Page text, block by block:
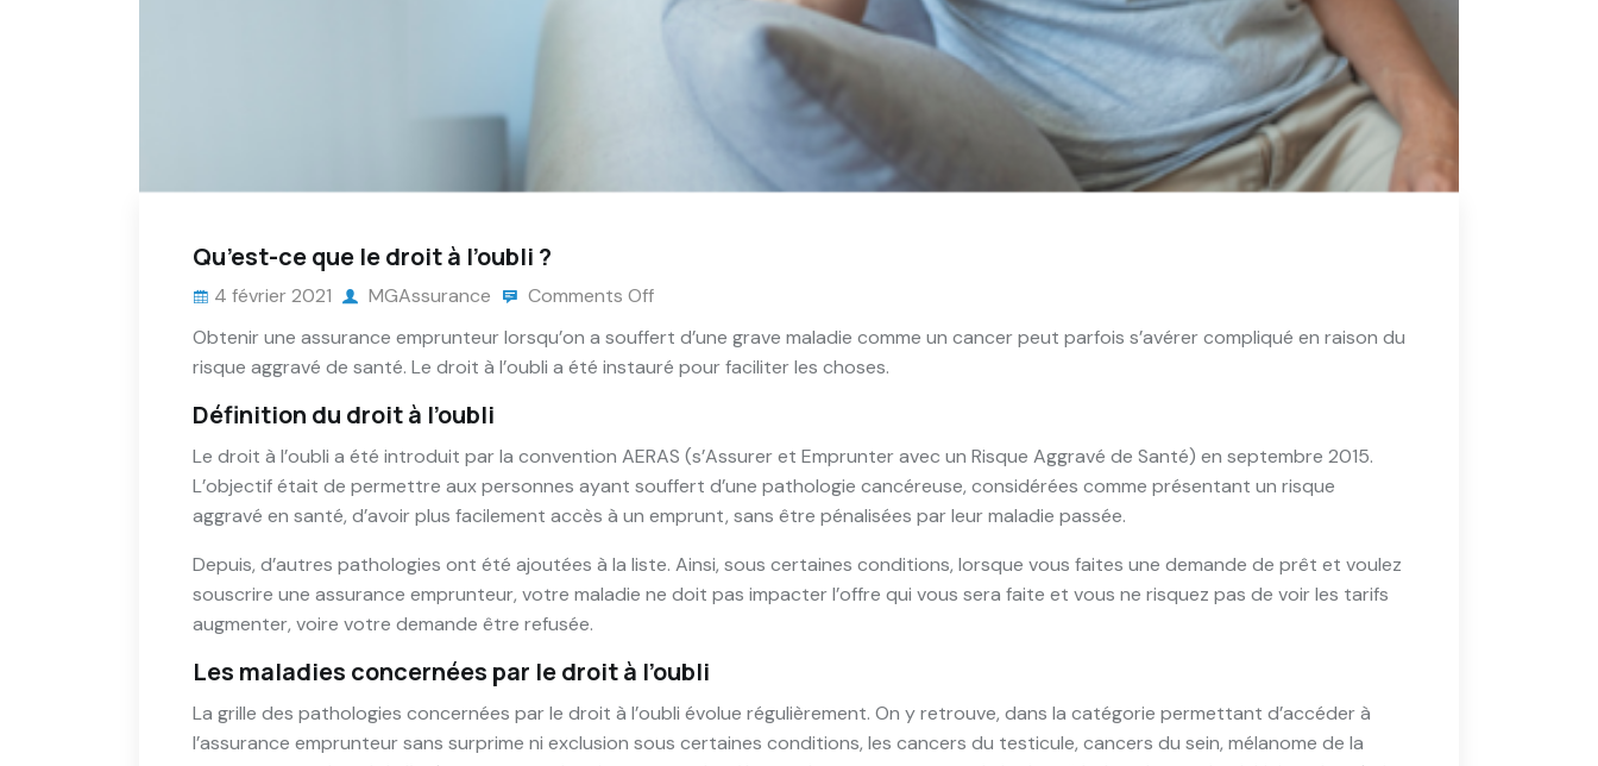
Qu’est-ce que le droit à l’oubli ?
4 février 2021 MGAssurance
Comments Off
Obtenir une assurance emprunteur lorsqu’on a souffert d’une grave maladie comme un cancer peut parfois s’avérer compliqué en raison du
risque aggravé de santé. Le droit à l’oubli a été instauré pour faciliter les choses.
Définition du droit à l’oubli
Le droit à l’oubli a été introduit par la convention AERAS (s’Assurer et Emprunter avec un Risque Aggravé de Santé) en septembre 2015.
L’objectif était de permettre aux personnes ayant souffert d’une pathologie cancéreuse, considérées comme présentant un risque
aggravé en santé, d’avoir plus facilement accès à un emprunt, sans être pénalisées par leur maladie passée.
Depuis, d’autres pathologies ont été ajoutées à la liste. Ainsi, sous certaines conditions, lorsque vous faites une demande de prêt et voulez
souscrire une assurance emprunteur, votre maladie ne doit pas impacter l’offre qui vous sera faite et vous ne risquez pas de voir les tarifs
augmenter, voire votre demande être refusée.
Les maladies concernées par le droit à l’oubli
La grille des pathologies concernées par le droit à l’oubli évolue régulièrement. On y retrouve, dans la catégorie permettant d’accéder à
l’assurance emprunteur sans surprime ni exclusion sous certaines conditions, les cancers du testicule, cancers du sein, mélanome de la